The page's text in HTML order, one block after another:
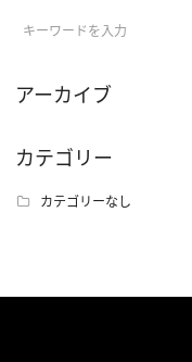
アーカイブ
カテゴリー
カテゴリーなし